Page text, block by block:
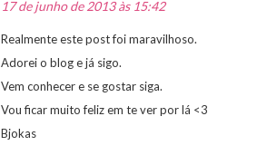
17 de junho de 2013 às 15:42
Realmente este post foi maravilhoso.
Adorei o blog e já sigo.
Vem conhecer e se gostar siga.
Vou ficar muito feliz em te ver por lá <3
Bjokas